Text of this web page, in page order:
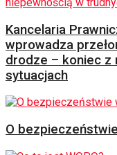
Kancelaria
wprowadza
drodze – koniec z
sytuacjach
O